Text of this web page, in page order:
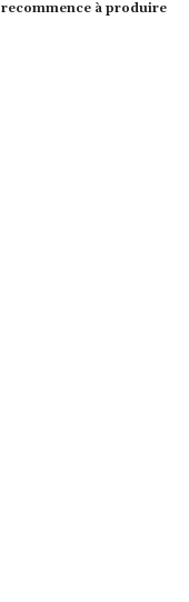
recommence à produire